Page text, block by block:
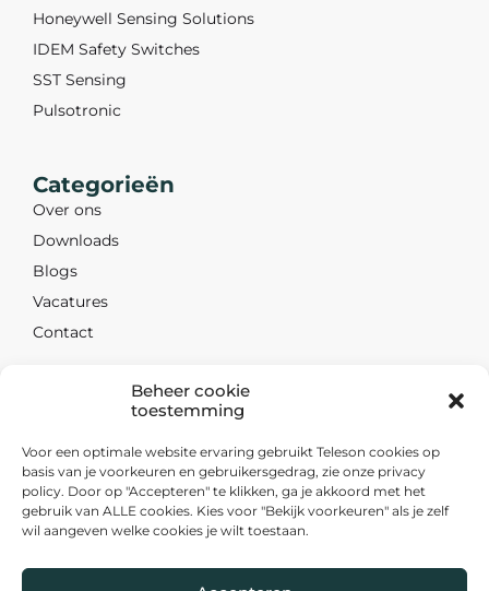
Beheer cookie
toestemming
Voor een optimale website ervaring gebruikt Teleson cookies op
basis van je voorkeuren en gebruikersgedrag, zie onze privacy
policy. Door op "Accepteren" te klikken, ga je akkoord met het
gebruik van ALLE cookies. Kies voor "Bekijk voorkeuren" als je zelf
wil aangeven welke cookies je wilt toestaan.
Honeywell Sensing Solutions
IDEM Safety Switches
SST Sensing
Pulsotronic
Categorieën
Over ons
Downloads
Blogs
Vacatures
Contact
Nevadadreef 26
3565 CB Utrecht
+31 30 263 1000
sales@teleson.nl